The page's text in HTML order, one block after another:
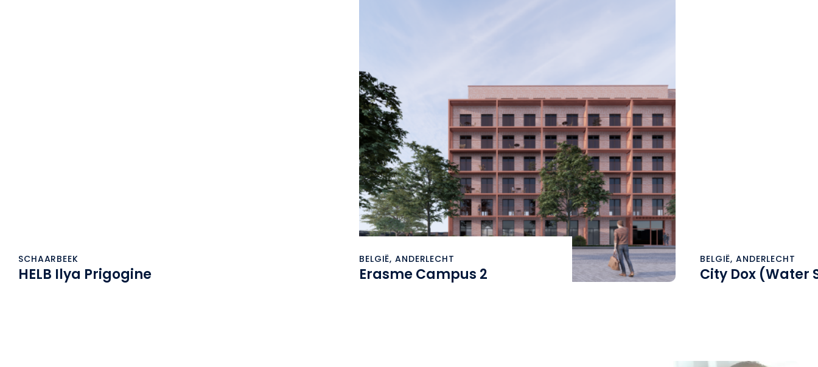
SCHAARBEEK
HELB Ilya Prigogine
BELGIË, ANDERLECHT
Erasme Campus 2
BELGIË, ANDERLECHT
City Dox (Water